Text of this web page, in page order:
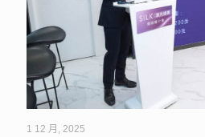
1 12 月, 2025